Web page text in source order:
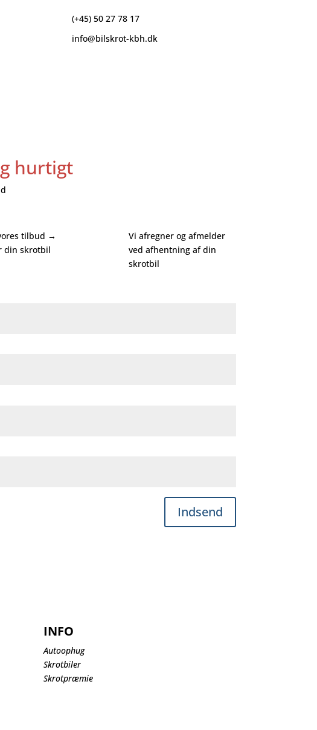
(+45) 50 27 78 17
info@bilskrot-kbh.dk
hurtigt
tilbud →
din skrotbil
Vi afregner og afmelder
ved afhentning af din
skrotbil
Indsend
INFO
Autoophug
Skrotbiler
Skrotpræmie